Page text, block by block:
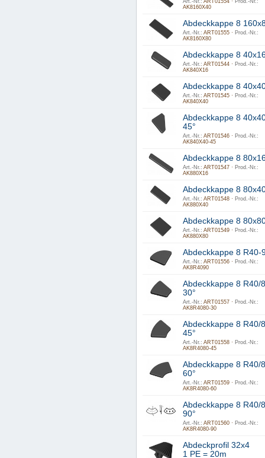
Art.-Nr.: ART01554 · Prod.-Nr.:
AK8160X40
Abdeckkappe 8
Art.-Nr.: ART01555 · Prod.-Nr.:
AK8160X80
Abdeckkappe 8
Art.-Nr.: ART01544 · Prod.-Nr.:
AK840X16
Abdeckkappe 8
Art.-Nr.: ART01545 · Prod.-Nr.:
AK840X40
Abdeckkappe 8
45°
Art.-Nr.: ART01546 · Prod.-Nr.:
AK840X40-45
Abdeckkappe 8
Art.-Nr.: ART01547 · Prod.-Nr.:
AK880X16
Abdeckkappe 8
Art.-Nr.: ART01548 · Prod.-Nr.:
AK880X40
Abdeckkappe 8
Art.-Nr.: ART01549 · Prod.-Nr.:
AK880X80
Abdeckkappe 8 R40-
Art.-Nr.: ART01556 · Prod.-Nr.:
AK8R4090
Abdeckkappe 8 R40/
30°
Art.-Nr.: ART01557 · Prod.-Nr.:
AK8R4080-30
Abdeckkappe 8 R40/
45°
Art.-Nr.: ART01558 · Prod.-Nr.:
AK8R4080-45
Abdeckkappe 8 R40/
60°
Art.-Nr.: ART01559 · Prod.-Nr.:
AK8R4080-60
Abdeckkappe 8 R40/
90°
Art.-Nr.: ART01560 · Prod.-Nr.:
AK8R4080-90
Abdeckprofil 32x4
1 PE = 20m